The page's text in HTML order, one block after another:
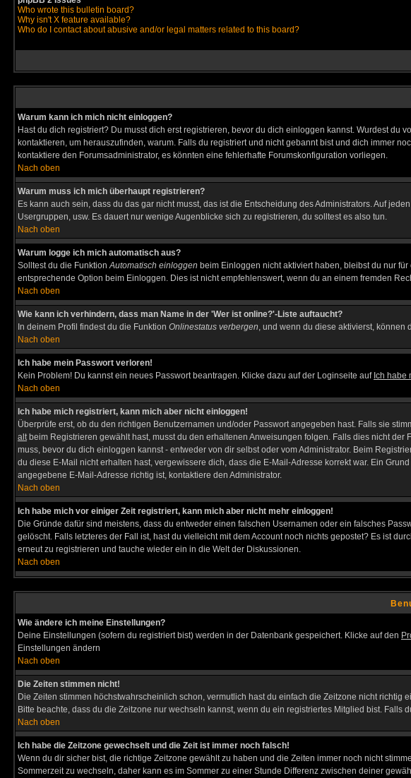
Who wrote this bulletin board?
Why isn't X feature available?
Who do I contact about abusive and/or legal matters related to this board?
Warum kann ich mich nicht einloggen?
Hast du dich registriert? Du musst dich erst registrieren, bevor du dich einloggen kannst. Wurdest
kontaktieren, um herauszufinden, warum. Falls du registriert und nicht gebannt bist und dich immer
kontaktiere den Forumsadministrator, es könnten eine fehlerhafte Forumskonfiguration vorliegen.
Nach oben
Warum muss ich mich überhaupt registrieren?
Es kann auch sein, dass du das gar nicht musst, das ist die Entscheidung des Administrators. Auf
Usergruppen, usw. Es dauert nur wenige Augenblicke sich zu registrieren, du solltest es also tun.
Nach oben
Warum logge ich mich automatisch aus?
Solltest du die FunktionAutomatisch einloggen beim Einloggen nicht aktiviert haben, bleibst du nur
entsprechende Option beim Einloggen. Dies ist nicht empfehlenswert, wenn du an einem fremden
Nach oben
Wie kann ich verhindern, dass man Name in der 'Wer ist online?'-Liste auftaucht?
In deinem Profil findest du die Funktion Onlinestatus verbergen, und wenn du diese aktivierst, können
Nach oben
Ich habe mein Passwort verloren!
Kein Problem! Du kannst ein neues Passwort beantragen. Klicke dazu auf der Loginseite auf Ich habe
Nach oben
Ich habe mich registriert, kann mich aber nicht einloggen!
Überprüfe erst, ob du den richtigen Benutzernamen und/oder Passwort angegeben hast. Falls sie
altbeim Registrieren gewählt hast, musst du den erhaltenen Anweisungen folgen. Falls dies nicht
muss, bevor du dich einloggen kannst - entweder von dir selbst oder vom Administrator. Beim
du diese E-Mail nicht erhalten hast, vergewissere dich, dass die E-Mail-Adresse korrekt war. Ein
angegebene E-Mail-Adresse richtig ist, kontaktiere den Administrator.
Nach oben
Ich habe mich vor einiger Zeit registriert, kann mich aber nicht mehr einloggen!
Die Gründe dafür sind meistens, dass du entweder einen falschen Usernamen oder ein falsches
gelöscht. Falls letzteres der Fall ist, hast du vielleicht mit dem Account noch nichts gepostet? Es ist
erneut zu registrieren und tauche wieder ein in die Welt der Diskussionen.
Nach oben
Wie ändere ich meine Einstellungen?
Deine Einstellungen (sofern du registriert bist) werden in der Datenbank gespeichert. Klicke auf den
Einstellungen ändern
Nach oben
Die Zeiten stimmen nicht!
Die Zeiten stimmen höchstwahrscheinlich schon, vermutlich hast du einfach die Zeitzone nicht
Bitte beachte, dass du die Zeitzone nur wechseln kannst, wenn du ein registriertes Mitglied bist.
Nach oben
Ich habe die Zeitzone gewechselt und die Zeit ist immer noch falsch!
Wenn du dir sicher bist, die richtige Zeitzone gewählt zu haben und die Zeiten immer noch nicht
Sommerzeit zu wechseln, daher kann es im Sommer zu einer Stunde Differenz zwischen deiner